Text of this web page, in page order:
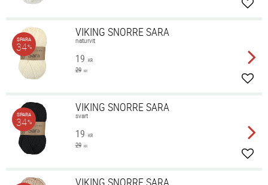
VIKING SNORRE SARA
naturvit
19 KR
29 KR
SPARA
34%
VIKING SNORRE SARA
svart
19 KR
29 KR
SPARA
34%
VIKING SNORRE SARA